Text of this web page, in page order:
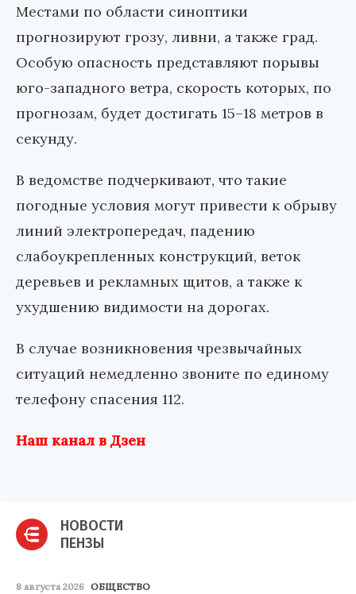
Местами по области синоптики
прогнозируют грозу, ливни, а также град.
Особую опасность представляют порывы
юго-западного ветра, скорость которых, по
прогнозам, будет достигать 15–18 метров в
секунду.
В ведомстве подчеркивают, что такие
погодные условия могут привести к обрыву
линий электропередач, падению
слабоукрепленных конструкций, веток
деревьев и рекламных щитов, а также к
ухудшению видимости на дорогах.
В случае возникновения чрезвычайных
ситуаций немедленно звоните по единому
телефону спасения 112.
Наш канал в Дзен
НОВОСТИ
ПЕНЗЫ
8 августа 2026 ОБЩЕСТВО